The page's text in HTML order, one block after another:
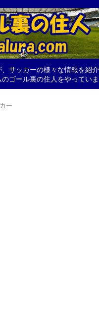
サッカーの様々な情報を紹
ゴール裏の住人をやっていま
ー